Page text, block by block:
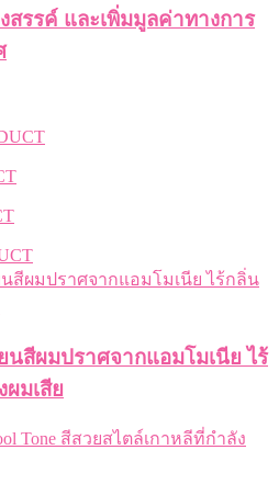
สรรค์ และเพิ่มมูลค่าทางการ
นสีผมปราศจากแอมโมเนีย ไร้
ผมเสีย